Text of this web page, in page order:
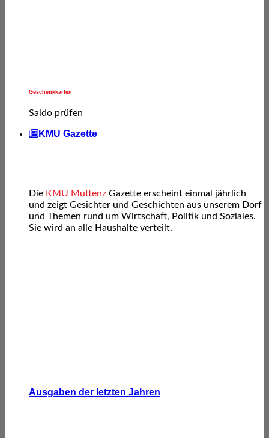
Geschenkkarten
Saldo prüfen
KMU Gazette
Die KMU Muttenz Gazette erscheint einmal jährlich
und zeigt Gesichter und Geschichten aus unserem Dorf
und Themen rund um Wirtschaft, Politik und Soziales.
Sie wird an alle Haushalte verteilt.
Ausgaben der letzten Jahren